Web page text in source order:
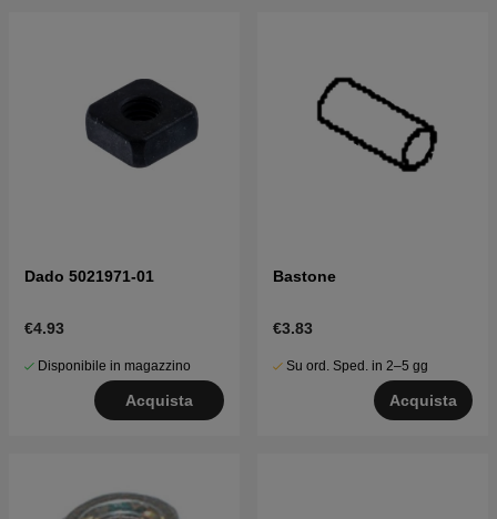
Dado 5021971-01
€4.93
Disponibile in magazzino
Acquista
Bastone
€3.83
Su ord. Sped. in 2–5 gg
Acquista